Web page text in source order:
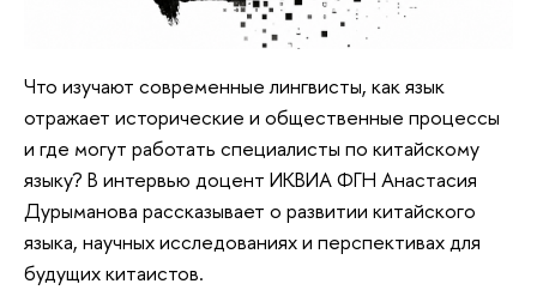
Что изучают современные лингвисты, как язык
отражает исторические и общественные процессы
и где могут работать специалисты по китайскому
языку? В интервью доцент ИКВИА ФГН Анастасия
Дурыманова рассказывает о развитии китайского
языка, научных исследованиях и перспективах для
будущих китаистов.